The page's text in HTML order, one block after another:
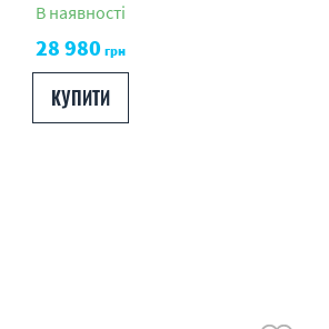
В наявності
28 980грн
КУПИТИ